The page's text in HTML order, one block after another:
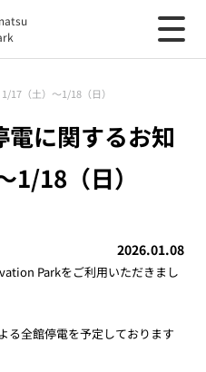
17（土）～1/18（日）
に関するお知
1/18（日）
2026.01.08
Parkをご利用いただきまし
る全館停電を予定しております